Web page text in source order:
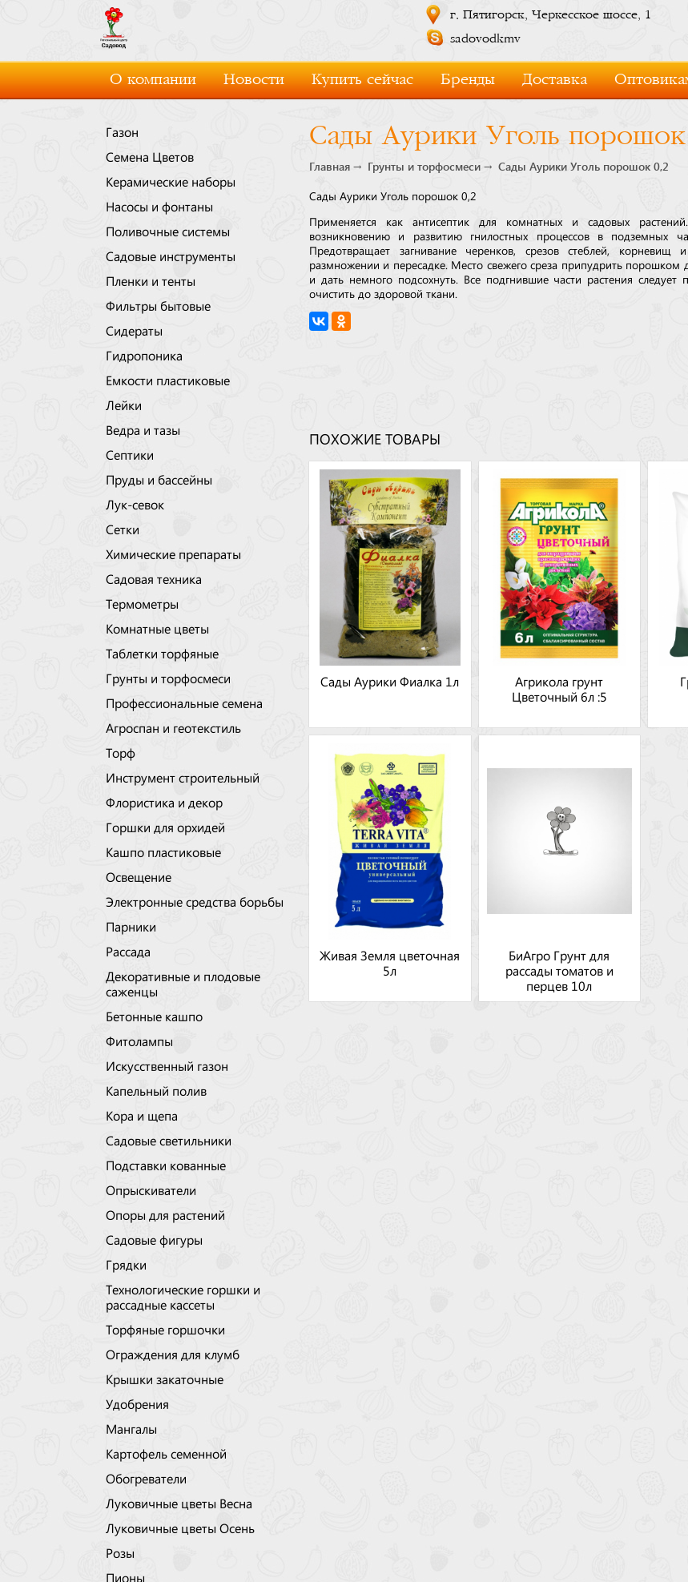
г. Пятигорск, Черкесское шоссе, 1
sadovodkmv
О компании Новости Купить сейчас Бренды Доставка
Газон
Семена Цветов
Керамические наборы
Насосы и фонтаны
Поливочные системы
Садовые инструменты
Пленки и тенты
Фильтры бытовые
Сидераты
Гидропоника
Емкости пластиковые
Лейки
Ведра и тазы
Септики
Пруды и бассейны
Лук-севок
Сетки
Химические препараты
Садовая техника
Термометры
Комнатные цветы
Таблетки торфяные
Грунты и торфосмеси
Профессиональные семена
Агроспан и геотекстиль
Торф
Инструмент строительный
Флористика и декор
Горшки для орхидей
Кашпо пластиковые
Освещение
Электронные средства борьбы
Парники
Рассада
Декоративные и плодовые
саженцы
Бетонные кашпо
Фитолампы
Искусственный газон
Капельный полив
Кора и щепа
Садовые светильники
Подставки кованные
Опрыскиватели
Опоры для растений
Садовые фигуры
Грядки
Технологические горшки и
рассадные кассеты
Торфяные горшочки
Ограждения для клумб
Крышки закаточные
Удобрения
Мангалы
Картофель семенной
Обогреватели
Луковичные цветы Весна
Луковичные цветы Осень
Розы
Пионы
Сады Аурики Уголь
Главная Грунты и торфосмеси Сады Аурики Уголь порошок 0,2
Сады Аурики Уголь порошок 0,2
Применяется как антисептик для комнатных и садовых растений.
возникновению и развитию гнилостных процессов в подземных
Предотвращает загнивание черенков, срезов стеблей, корневищ
размножении и пересадке. Место свежего среза припудрить порошком
и дать немного подсохнуть. Все подгнившие части растения следует
очистить до здоровой ткани.
ПОХОЖИЕ ТОВАРЫ
Сады Аурики Фиалка 1л
Агрикола грунт
Цветочный 6л :5
Живая Земля цветочная
5л
БиАгро Грунт для
рассады томатов и
перцев 10л